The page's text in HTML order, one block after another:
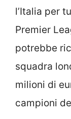
l’Italia per
Premier
potrebbe
squadra
milioni di
campioni